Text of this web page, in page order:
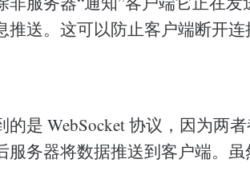
推送。这可以防止客户端断开
的是 WebSocket 协议，因为两
服务器将数据推送到客户端。